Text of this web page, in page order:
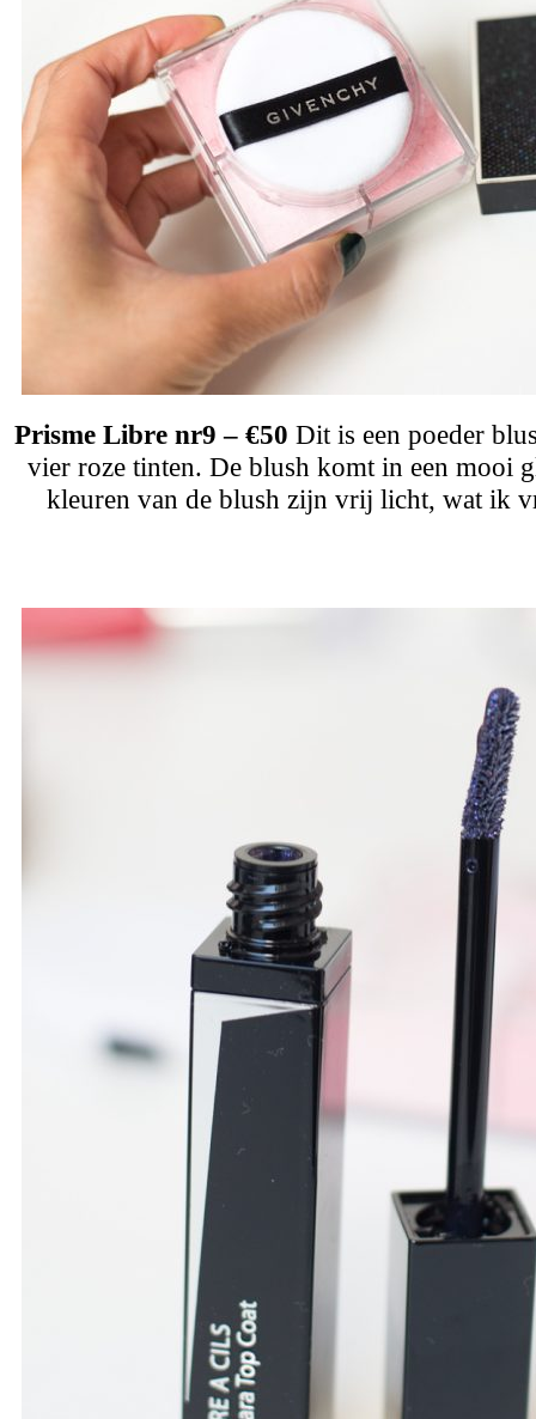
Prisme Libre nr9 – €50 Dit is een poeder
vier roze tinten. De blush komt in een mooi
kleuren van de blush zijn vrij licht, wat ik